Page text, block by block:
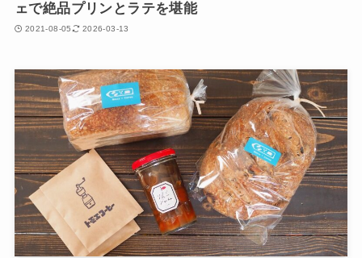
ェで絶品プリンとラテを堪能
2021-08-05 2026-03-13